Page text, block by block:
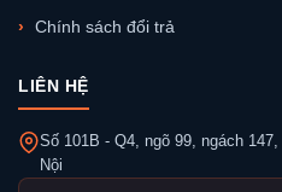
Chính sách đổi trả
LIÊN HỆ
Số 101B - Q4, ngõ 99, ngách
Nội